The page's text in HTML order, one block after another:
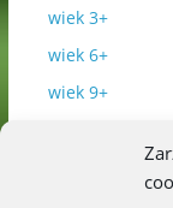
wiek 3+
wiek 6+
wiek 9+
Najnowsze